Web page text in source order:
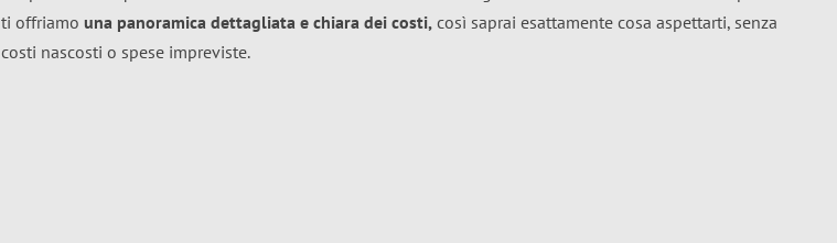
ti offriamo una panoramica dettagliata e chiara dei costi, così saprai esattamente cosa aspettarti, senza
costi nascosti o spese impreviste.